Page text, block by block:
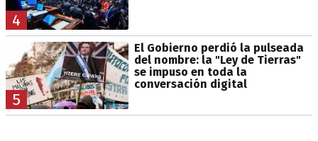
4
5
El Gobierno perdió la pulseada
del nombre: la "Ley de Tierras"
se impuso en toda la
conversación digital